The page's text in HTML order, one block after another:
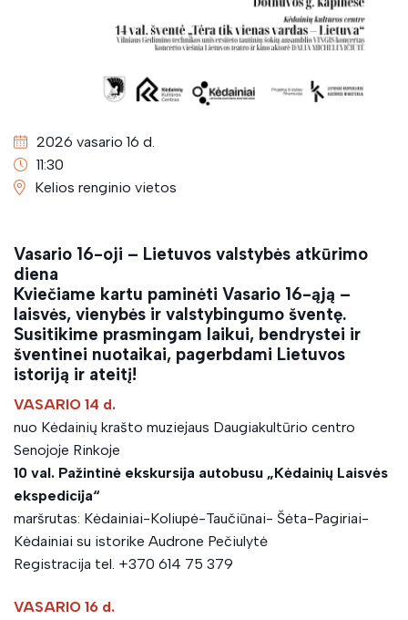
2026 vasario 16 d.
11:30
Kelios renginio vietos
Vasario 16-oji – Lietuvos valstybės atkūrimo
diena
Kviečiame kartu paminėti Vasario 16-ąją –
laisvės, vienybės ir valstybingumo šventę.
Susitikime prasmingam laikui, bendrystei ir
šventinei nuotaikai, pagerbdami Lietuvos
istoriją ir ateitį!
VASARIO 14 d.
nuo Kėdainių krašto muziejaus Daugiakultūrio centro
Senojoje Rinkoje
10 val. Pažintinė ekskursija autobusu „Kėdainių Laisvės
ekspedicija“
maršrutas: Kėdainiai-Koliupė-Taučiūnai- Šėta-Pagiriai-
Kėdainiai su istorike Audrone Pečiulytė
Registracija tel. +370 614 75 379
VASARIO 16 d.